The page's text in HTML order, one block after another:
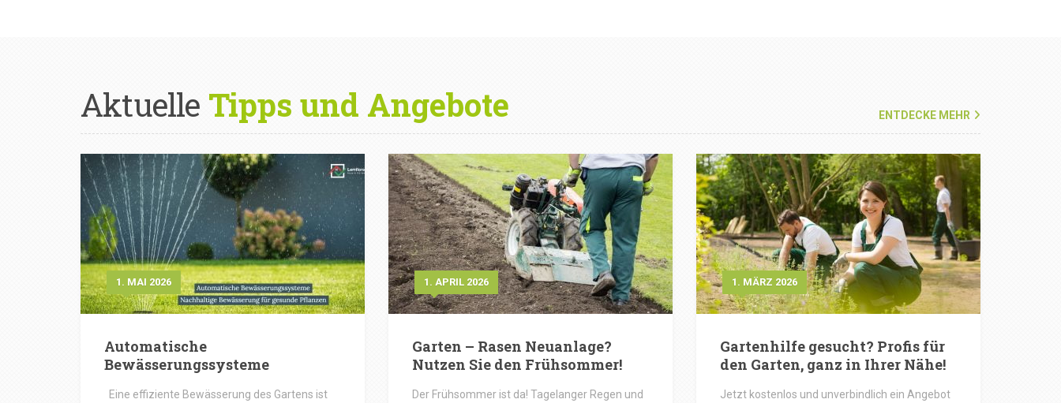
Aktuelle Tipps und Angebote ENTDECKE MEHR
1. MAI 2026
Automatische
Bewässerungssysteme
Eine effiziente Bewässerung des Gartens ist
1. APRIL 2026
Garten – Rasen Neuanlage?
Nutzen Sie den Frühsommer!
Der Frühsommer ist da! Tagelanger Regen und
1. MÄRZ 2026
Gartenhilfe gesucht? Profis für
den Garten, ganz in Ihrer Nähe!
Jetzt kostenlos und unverbindlich ein Angebot